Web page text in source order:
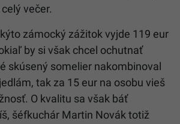
večer.
zámocký zážitok vyjde 119 eur
by si však chcel ochutnať
skúsený somelier nakombinoval
tak za 15 eur na osobu vieš
O kvalitu sa však báť
šéfkuchár Martin Novák totiž